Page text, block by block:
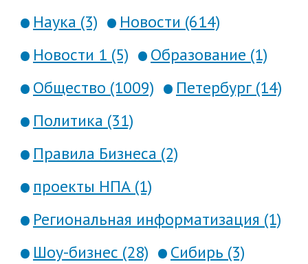
Наука (3)
Новости (614)
Новости 1 (5)
Образование (1)
Общество (1009)
Петербург (14)
Политика (31)
Правила Бизнеса (2)
проекты НПА (1)
Региональная информатизация (1)
Шоу-бизнес (28)
Сибирь (3)